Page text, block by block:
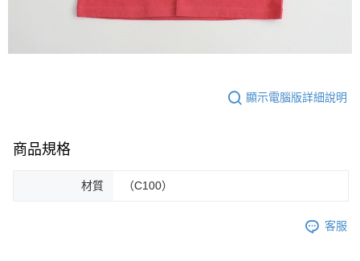
顯示電腦版詳細說明
商品規格
材質 （C100）
客服